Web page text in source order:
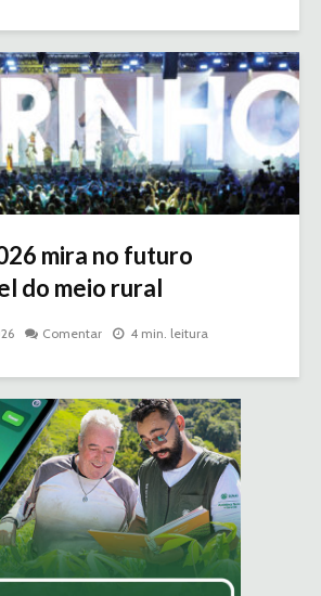
mira no futuro
do meio rural
Comentar 4 min. leitura